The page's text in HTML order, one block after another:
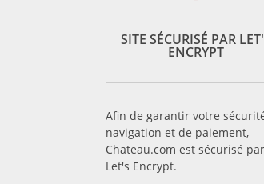
SITE SÉCURISÉ PAR
ENCRYPT
Afin de garantir votre
navigation et de paiement,
Chateau.com est sécurisé par
Let's Encrypt.